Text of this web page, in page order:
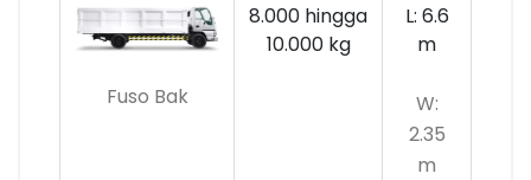
Fuso Bak
8.000 hingga
10.000kg
L: 6.6
m
W:
2.35
m